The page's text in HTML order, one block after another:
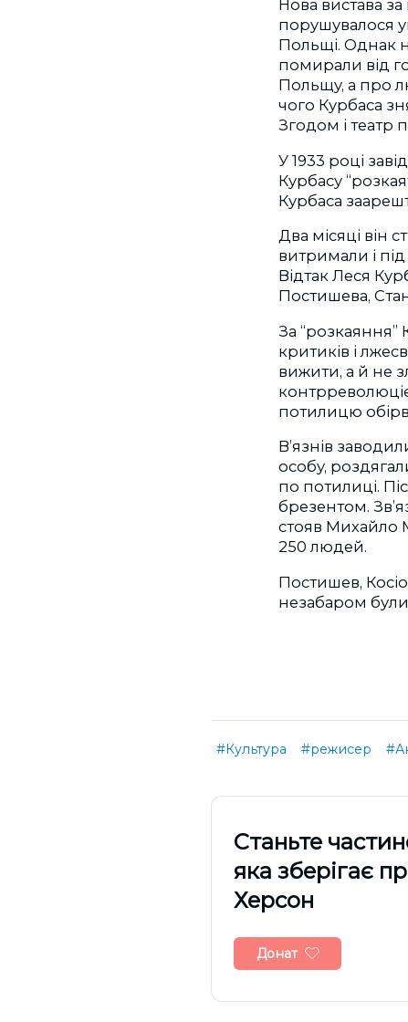
Нова вистава
порушувалося
Польщі. Однак
помирали від
Польщу, а про
чого Курбаса
Згодом і театр
У 1933 році
Курбасу
Курбаса
Два місяці він
витримали і
Відтак Леся
Постишева,
За “розкаяння”
критиків і
вижити, а й не
потилицю
В’язнів
особу,
по потилиці.
брезентом.
стояв Михайло
250 людей.
Постишев,
незабаром були
#Культура #режисер
Cтаньте
яка зберігає
Херсон
Донат